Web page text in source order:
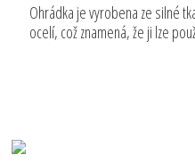
Ohrádka je vyrobena ze silné
ocelí, což znamená, že ji lze